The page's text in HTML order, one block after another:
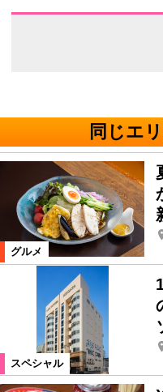
同じエ
グルメ
スペシャル